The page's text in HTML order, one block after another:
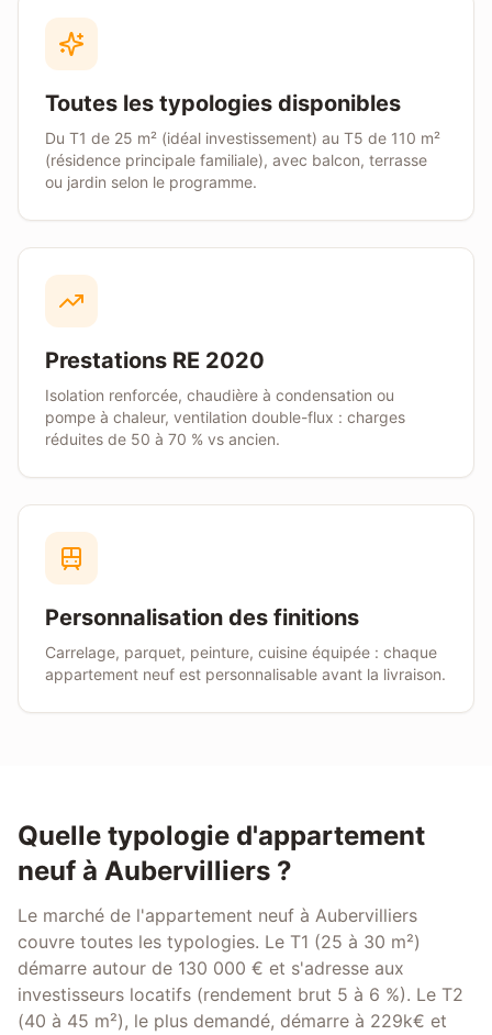
Toutes les typologies disponibles
Du T1 de 25 m² (idéal investissement) au T5 de 110 m²
(résidence principale familiale), avec balcon, terrasse
ou jardin selon le programme.
Prestations RE 2020
Isolation renforcée, chaudière à condensation ou
pompe à chaleur, ventilation double-flux : charges
réduites de 50 à 70 % vs ancien.
Personnalisation des finitions
Carrelage, parquet, peinture, cuisine équipée : chaque
appartement neuf est personnalisable avant la livraison.
Quelle typologie d'appartement
neuf à Aubervilliers ?
Le marché de l'appartement neuf à Aubervilliers
couvre toutes les typologies. Le T1 (25 à 30 m²)
démarre autour de 130 000 € et s'adresse aux
investisseurs locatifs (rendement brut 5 à 6 %). Le T2
(40 à 45 m²), le plus demandé, démarre à 229k€ et